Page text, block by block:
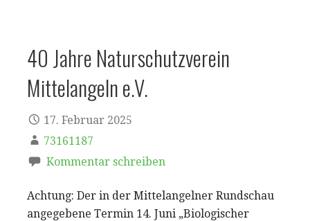
40 Jahre Naturschutzverein
Mittelangeln e.V.
17. Februar 2025
73161187
Kommentar schreiben
Achtung: Der in der Mittelangelner Rundschau
angegebene Termin 14. Juni „Biologischer